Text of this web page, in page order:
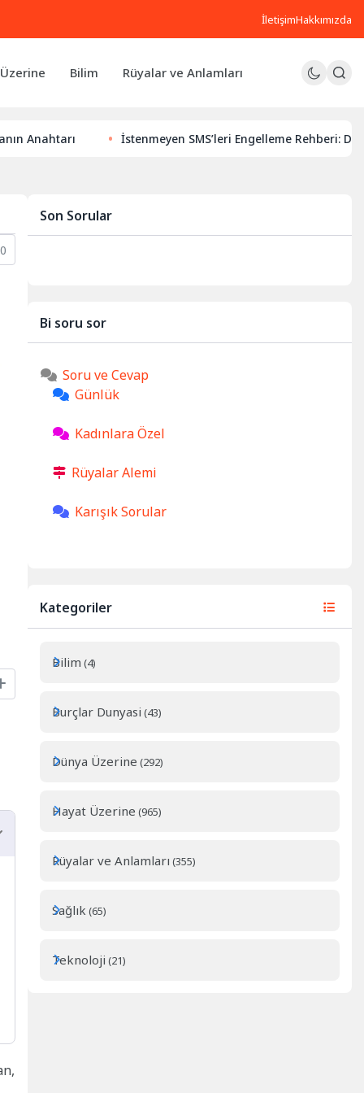
İletişimHakkımızda
Bilim Rüyalar ve Anlamları
İstenmeyen SMS’leri Engelleme Rehberi: Dijital
0
Son Sorular
Bi soru sor
Soru ve Cevap
Günlük
Kadınlara Özel
Rüyalar Alemi
Karışık Sorular
Kategoriler
Bilim (4)
Burçlar Dunyasi (43)
Dünya Üzerine (292)
Hayat Üzerine (965)
Rüyalar ve Anlamları (355)
Sağlık (65)
Teknoloji (21)